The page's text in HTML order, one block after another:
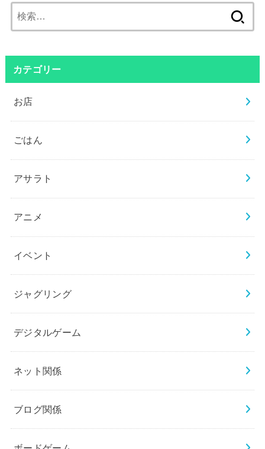
索:
カテゴリー
お店
ごはん
アサラト
アニメ
イベント
ジャグリング
デジタルゲーム
ネット関係
ブログ関係